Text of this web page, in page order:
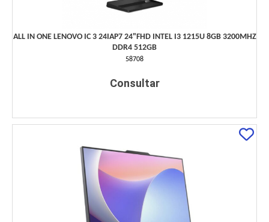
ALL IN ONE LENOVO IC 3 24IAP7 24"FHD INTEL I3 1215U 8GB 3200MHZ
DDR4 512GB
58708
Consultar